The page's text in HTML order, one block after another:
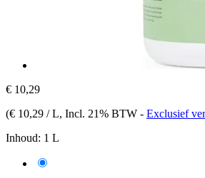
€ 10,29
(€ 10,29 / L, Incl. 21% BTW - Exclusief
Inhoud: 1 L